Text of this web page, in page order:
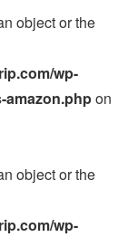
object or the
wp-
on
object or the
wp-